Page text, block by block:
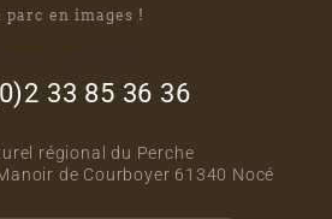
parc en images !
33 85 36 36
régional du Perche
de Courboyer 61340 Nocé